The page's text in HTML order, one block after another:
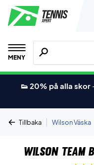
MENY
Sök efter
👟 20% på alla skor
Tillbaka | Wilson Väska
Wilson Team